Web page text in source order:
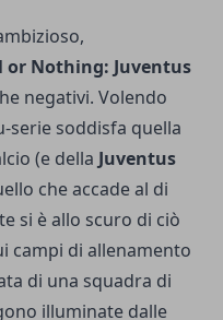
or Nothing: Juventus
negativi. Volendo
serie soddisfa quella
(e della Juventus
che accade al di
si è allo scuro di ciò
campi di allenamento
di una squadra di
illuminate dalle